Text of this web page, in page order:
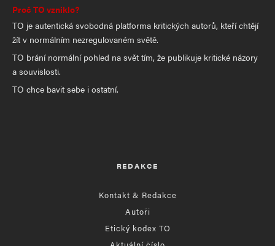
Proč TO vzniklo?
TO je autentická svobodná platforma kritických autorů, kteří chtějí
žít v normálním nezregulovaném světě.
TO brání normální pohled na svět tím, že publikuje kritické názory
a souvislosti.
TO chce bavit sebe i ostatní.
REDAKCE
Kontakt & Redakce
Autoři
Etický kodex TO